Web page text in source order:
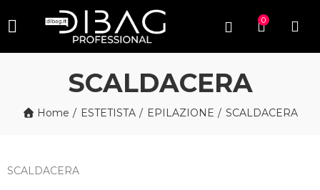
0
SCALDACERA
Home ESTETISTA EPILAZIONE SCALDACERA
SCALDACERA